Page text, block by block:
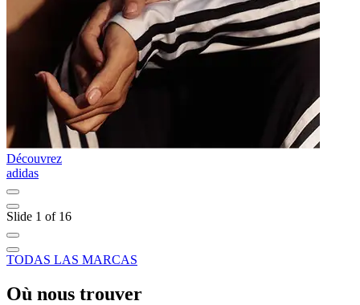
Découvrez
adidas
Slide 1 of 16
TODAS LAS MARCAS
Où nous trouver